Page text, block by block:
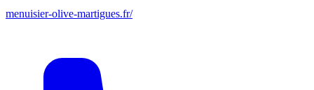
menuisier-olive-martigues.fr/